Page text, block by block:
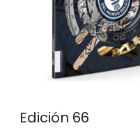
Edición 66